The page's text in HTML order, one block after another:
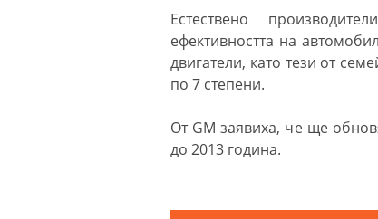
Естествено
ефективността на
двигатели, като тези от
по 7 степени.
От GM заявиха, че ще
до 2013 година.